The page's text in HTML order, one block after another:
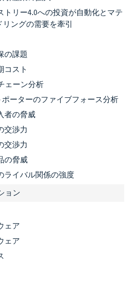
トリー4.0への投資が自動化とマテ
ングの需要を牽引
の課題
コスト
ェーン分析
ポーターのファイブフォース分析
者の脅威
交渉力
交渉力
の脅威
ライバル関係の強度
ョン
ェア
ェア